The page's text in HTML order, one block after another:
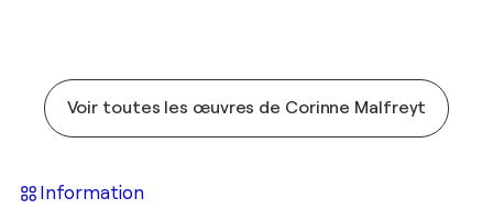
Voir toutes les œuvres de Corinne Malfreyt
Information